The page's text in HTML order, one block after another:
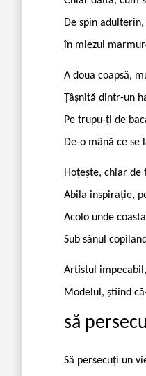
De spin
în miezul
A doua coapsă,
Țâșnită dintr-un
Pe trupu-ți de
De-o mână ce se
Hoțește, chiar de
Abila inspirație,
Acolo unde
Sub sânul
Artistul
Modelul, știind
să
Să persecuți un